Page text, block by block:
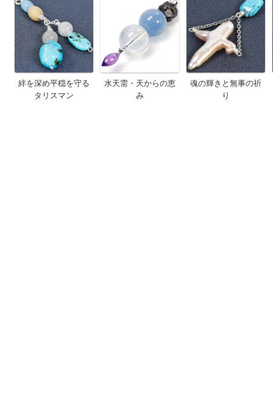
絆を深め平穏を守る
タリスマン
水天需・天からの恵
み
魂の輝きと無事の祈
り